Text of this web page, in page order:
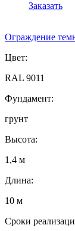
Заказать
Ограждение
Цвет:
RAL 9011
Фундамент:
грунт
Высота:
1,4 м
Длина:
10 м
Сроки